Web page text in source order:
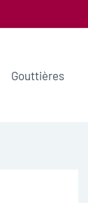
Gouttières